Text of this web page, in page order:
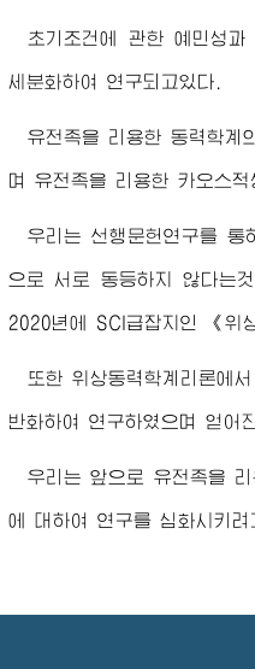
초기조건에 관한 예민성
세분화하여 연구되고있다.
유전족을 리용한 동력학계
며 유전족을 리용한 카오스적
우리는 선행문헌연구를 통
으로 서로 동등하지 않다는
2020년에 SCI급잡지인 《위
또한 위상동력학계리론에
반화하여 연구하였으며 얻어
우리는 앞으로 유전족을
에 대하여 연구를 심화시키려